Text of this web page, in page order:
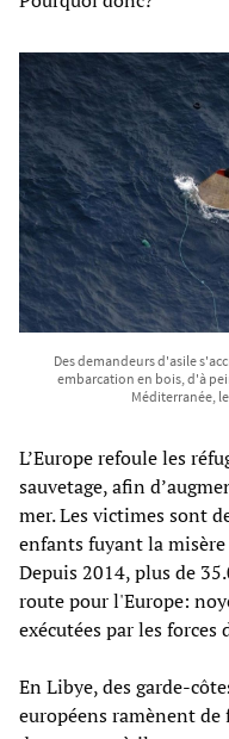
Des demandeurs d'asile
embarcation en bois, d'à
Méditerranée,
L’Europe refoule les
sauvetage, afin
mer. Les victimes sont
enfants fuyant la
Depuis 2014, plus de
route pour l'Europe:
exécutées par les forces
En Libye, des garde-
européens ramènent de